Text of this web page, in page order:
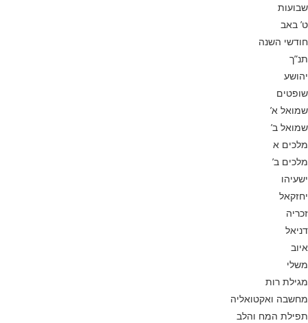
שבועות
ט’ באב
חודשי השנה
תנ”ך
יהושע
שופטים
שמואל א’
שמואל ב’
מלכים א
מלכים ב’
ישעיהו
יחזקאל
זכריה
דניאל
איוב
משלי
מגילת רות
מחשבה ואקטואליה
תפילת המח והלב